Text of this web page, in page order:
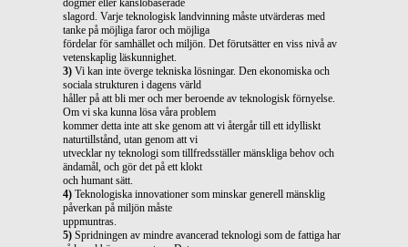
dogmer eller känslobaserade
slagord. Varje teknologisk landvinning måste utvärderas med
tanke på möjliga faror och möjliga
fördelar för samhället och miljön. Det förutsätter en viss nivå av
vetenskaplig läskunnighet.
3) Vi kan inte överge tekniska lösningar. Den ekonomiska och
sociala strukturen i dagens värld
håller på att bli mer och mer beroende av teknologisk förnyelse.
Om vi ska kunna lösa våra problem
kommer detta inte att ske genom att vi återgår till ett idylliskt
naturtillstånd, utan genom att vi
utvecklar ny teknologi som tillfredsställer mänskliga behov och
ändamål, och gör det på ett klokt
och humant sätt.
4) Teknologiska innovationer som minskar generell mänsklig
påverkan på miljön måste
uppmuntras.
5) Spridningen av mindre avancerad teknologi som de fattiga har